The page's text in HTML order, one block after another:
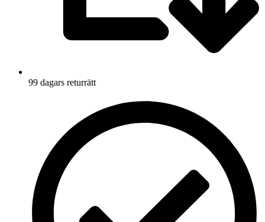
99 dagars returrätt